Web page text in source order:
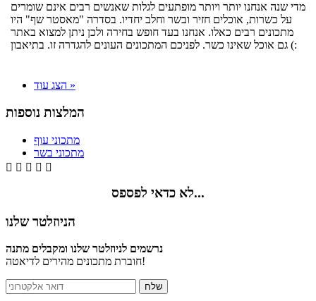
מדי שנה אנחנו יותר ויותר מופתעים לגלות שאנשים רבים אינם שומרים
על כשרות, אוכלים חזיר ובשר וחלב יחדיו. בסדרה "מאסטר שף" היו
מתכונים רבים כאלו. אנחנו בעד חופש בחירה ולכן ניתן למצוא באתר
גם אוכל שאינו כשר. לפניכם המתכונים העונים להגדרה זו. בתיאבון (:
הצג עוד »
המלצות נוספות
מתכוני עוף
מתכוני בשר
    
לא כדאי לפספס...
הניוזלטר שלנו
נרשמים לניוזלטר שלנו ומקבלים מתנה
חוברת מתכונים מהירים לדיאטה!